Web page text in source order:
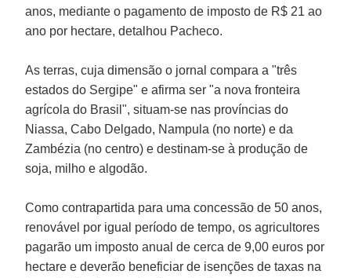
anos, mediante o pagamento de imposto de R$ 21 ao
ano por hectare, detalhou Pacheco.
As terras, cuja dimensão o jornal compara a "três
estados do Sergipe" e afirma ser "a nova fronteira
agrícola do Brasil", situam-se nas províncias do
Niassa, Cabo Delgado, Nampula (no norte) e da
Zambézia (no centro) e destinam-se à produção de
soja, milho e algodão.
Como contrapartida para uma concessão de 50 anos,
renovável por igual período de tempo, os agricultores
pagarão um imposto anual de cerca de 9,00 euros por
hectare e deverão beneficiar de isenções de taxas na